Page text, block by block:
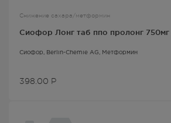
Снижение сахара/метформин
Сиофор Лонг таб ппо пролонг
Сиофор , Berlin-Chemie AG, Метформин
398.00 Р